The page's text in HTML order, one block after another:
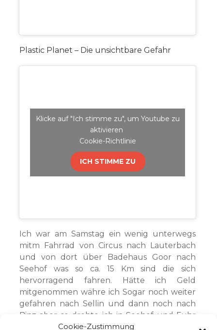
Cookie-Zustimmung
Plastic Planet – Die unsichtbare Gefahr
Klicke auf "Ich stimme zu", um Youtube zu
aktivieren
Cookie-Richtlinie
ICH STIMME ZU
Ich war am Samstag ein wenig unterwegs
mitm Fahrrad von Circus nach Lauterbach
und von dort über Badehaus Goor nach
Seehof was so ca. 15 Km sind die sich
hervorragend fahren. Hätte ich Geld
mitgenommen währe ich Sogar noch weiter
gefahren nach Sellin und dann noch nach
Binz aber so drehte ich in Seehof und Fuhr
die 15 Km zurück weil wegen Hunger!